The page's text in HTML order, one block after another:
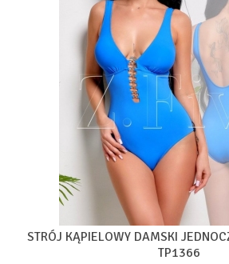
STRÓJ KĄPIELOWY DAMSKI
TP1366